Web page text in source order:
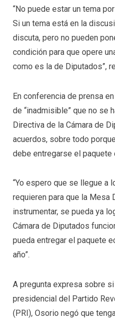
“No puede estar un tema
Si un tema está en la
discuta, pero no pueden
condición para que opere
como es la de Diputados”,
En conferencia de prensa
de “inadmisible” que no se
Directiva de la Cámara de
acuerdos, sobre todo
debe entregarse el paquete
“Yo espero que se llegue a
requieren para que la Mesa
instrumentar, se pueda ya
Cámara de Diputados
pueda entregar el paquete
año”.
A pregunta expresa sobre
presidencial del Partido
(PRI), Osorio negó que